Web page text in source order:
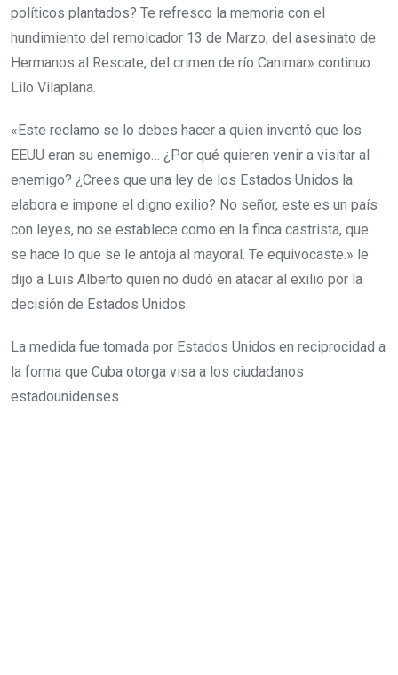
políticos plantados? Te refresco la memoria con el
hundimiento del remolcador 13 de Marzo, del asesinato de
Hermanos al Rescate, del crimen de río Canimar» continuo
Lilo Vilaplana.
«Este reclamo se lo debes hacer a quien inventó que los
EEUU eran su enemigo… ¿Por qué quieren venir a visitar al
enemigo? ¿Crees que una ley de los Estados Unidos la
elabora e impone el digno exilio? No señor, este es un país
con leyes, no se establece como en la finca castrista, que
se hace lo que se le antoja al mayoral. Te equivocaste.» le
dijo a Luis Alberto quien no dudó en atacar al exilio por la
decisión de Estados Unidos.
La medida fue tomada por Estados Unidos en reciprocidad a
la forma que Cuba otorga visa a los ciudadanos
estadounidenses.